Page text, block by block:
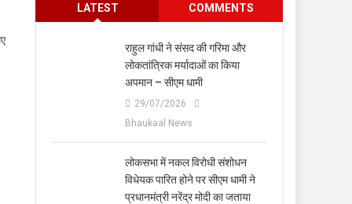
LATEST COMMENTS
राहुल गांधी ने संसद की गरिमा और
लोकतांत्रिक मर्यादाओं का किया
अपमान – सीएम धामी
29/07/2026
Bhaukaal News
लोकसभा में नकल विरोधी संशोधन
विधेयक पारित होने पर सीएम धामी ने
प्रधानमंत्री नरेंद्र मोदी का जताया